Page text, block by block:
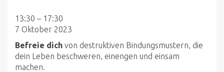
Lebe
erfüllte
Beziehungen
durch
Projektionsauflösungen!
13:30 – 17:30
7 Oktober 2023
Befreie dich von destruktiven Bindungsmustern, die
dein Leben beschweren, einengen und einsam
machen.